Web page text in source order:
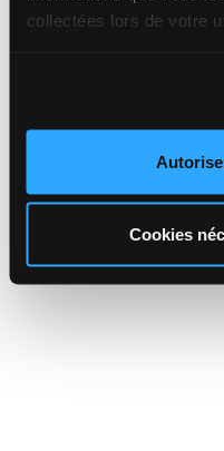
collectées lors de votre
Cookies